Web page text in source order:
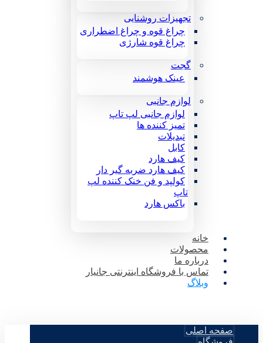
تجهیزات روشنایی
چراغ قوه و چراغ اضطراری
چراغ قوه شارژی
گجت
عینک هوشمند
لوازم جانبی
لوازم جانبی لپ تاپ
تمیز کننده ها
تبدیلات
کابل
کیف هارد
کیف هارد ضربه گیر دار
کولپد و فن خنک کننده لپ
تاپ
باکس هارد
خانه
محصولات
درباره ما
تماس با فروشگاه اینترنتی جانیار
وبلاگ
صفحه اصلی